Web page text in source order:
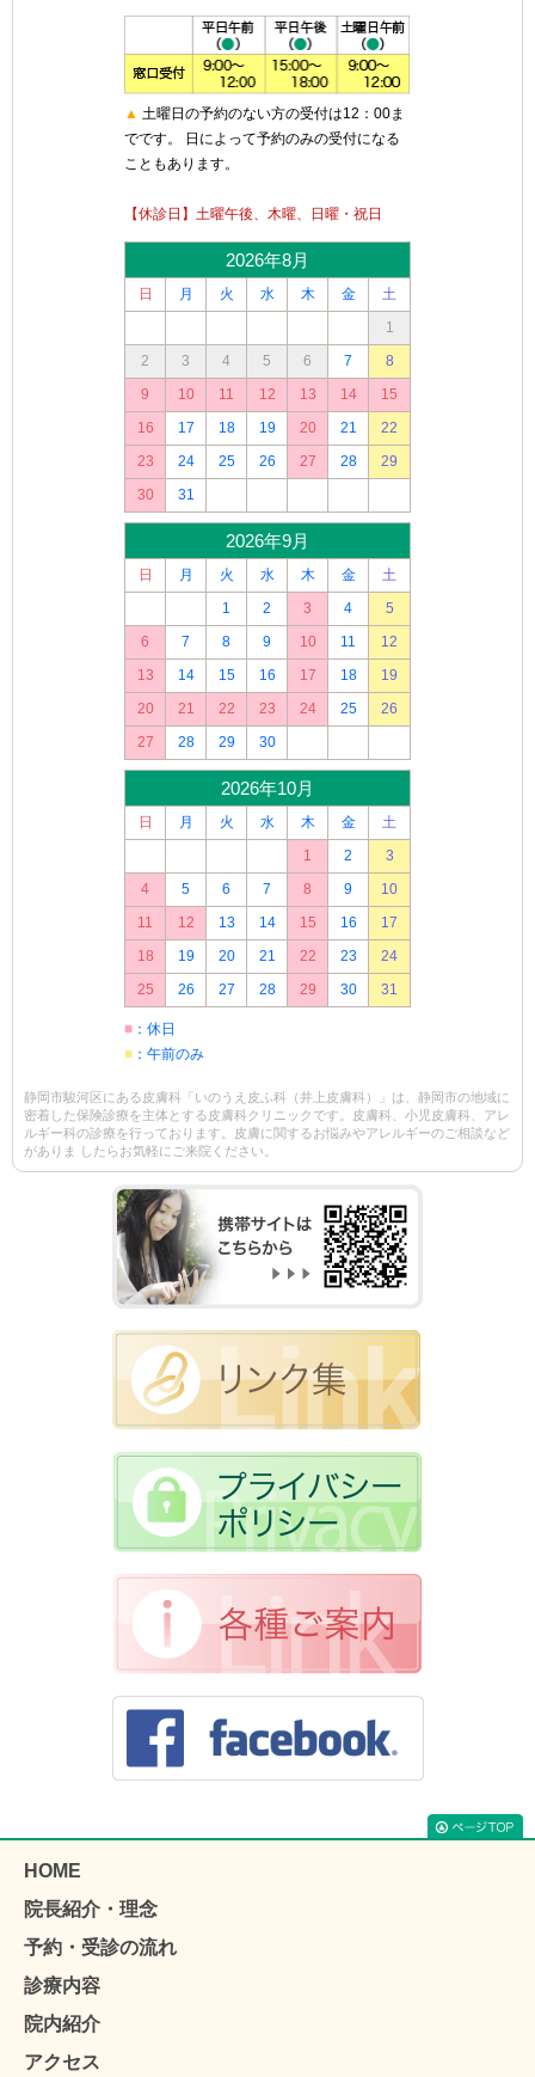
▲ 土曜日の予約のない方の受付は12：00ま
でです。 日によって予約のみの受付になる
こともあります。
【休診日】土曜午後、木曜、日曜・祝日
2026年8月
日 月 火 水 木 金
土
1
2
3 4 5 6 7
8
9
10 11 12 13 14
15
16
17 18 19 20 21
22
23
24 25 26 27 28
29
30
31
2026年9月
日 月 火 水 木 金
土
1
2 3 4
5
6
7 8 9 10 11
12
13
14 15 16 17 18
19
20
21 22 23 24 25
26
27
28 29 30
2026年10月
日 月 火 水 木 金
土
1
2
3
4
5 6 7 8 9
10
11
12 13 14 15 16
17
18
19 20 21 22 23
24
25
26 27 28 29 30 31
■ ：休日
■ ：午前のみ
静岡市駿河区にある皮膚科「いのうえ皮ふ科（井上皮膚科）」は、静岡市の地域に
密着した保険診療を主体とする皮膚科クリニックです。皮膚科、小児皮膚科、アレ
ルギー科の診療を行っております。皮膚に関するお悩みやアレルギーのご相談など
がありま したらお気軽にご来院ください。
HOME
院長紹介・理念
予約・受診の流れ
診療内容
院内紹介
アクセス